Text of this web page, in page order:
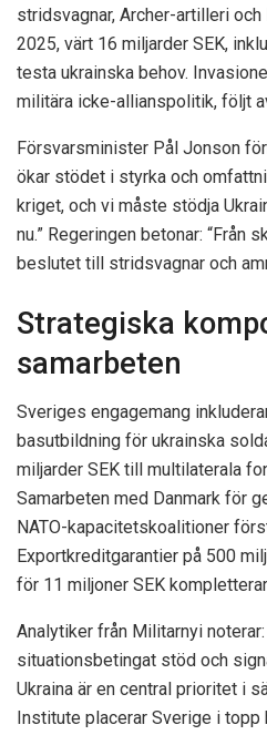
stridsvagnar, Archer-artilleri
2025, värt 16 miljarder SEK,
testa ukrainska behov.
militära icke-allianspolitik, följt
Försvarsminister Pål Jonson
ökar stödet i styrka och
kriget, och vi måste stödja
nu.” Regeringen betonar: “Från
beslutet till stridsvagnar och
Strategiska
samarbeten
Sveriges engagemang
basutbildning för ukrainska
miljarder SEK till multilaterala
Samarbeten med Danmark för
NATO-kapacitetskoalitioner
Exportkreditgarantier på 500
för 11 miljoner SEK
Analytiker från Militarnyi
situationsbetingat stöd och
Ukraina är en central prioritet i
Institute placerar Sverige i